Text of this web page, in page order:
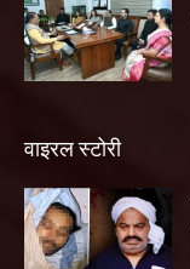
वाइरल स्टोरी